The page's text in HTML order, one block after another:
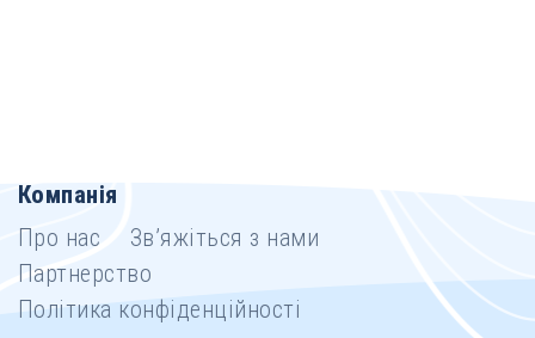
Компанія
Про нас
Зв’яжіться з нами
Партнерство
Політика конфіденційності